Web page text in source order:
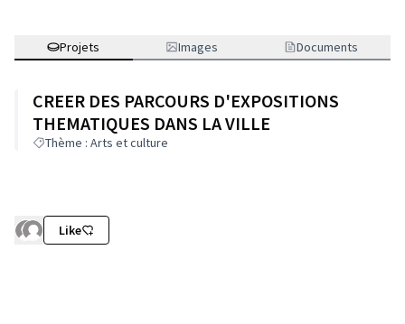
Projets Images Documents
CREER DES PARCOURS D'EXPOSITIONS
THEMATIQUES DANS LA VILLE
Thème : Arts et culture
Like